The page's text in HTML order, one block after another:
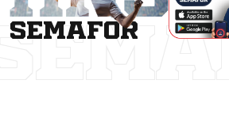
semafor